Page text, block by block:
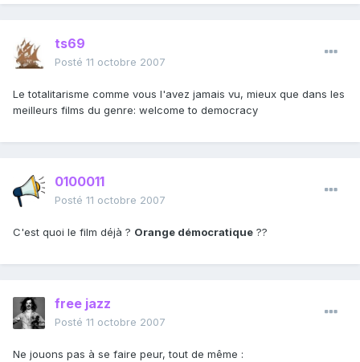
ts69
Posté 11 octobre 2007
Le totalitarisme comme vous l'avez jamais vu, mieux que dans les
meilleurs films du genre: welcome to democracy
0100011
Posté 11 octobre 2007
C'est quoi le film déjà ? Orange démocratique ??
free jazz
Posté 11 octobre 2007
Ne jouons pas à se faire peur, tout de même :